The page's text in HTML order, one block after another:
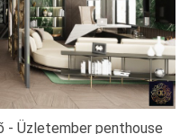
- Üzletember penthouse